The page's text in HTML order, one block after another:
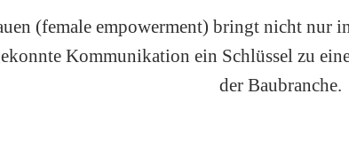
(female empowerment) bringt nicht nur
Kommunikation ein Schlüssel zu
der Baubranche.